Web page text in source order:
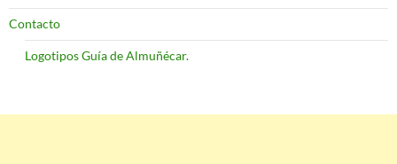
Contacto
Logotipos Guía de Almuñécar.